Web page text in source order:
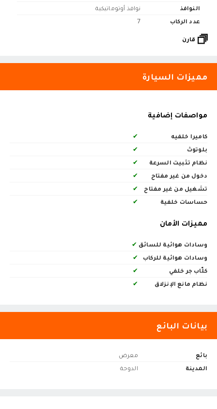
النوافذ
نوافذ أوتوماتيكية
عدد الركاب
7
قارن
مميزات السيارة
مواصفات إضافية
كاميرا خلفيه
✔
بلوتوث
✔
نظام تثبيت السرعة
✔
دخول من غير مفتاح
✔
تشغيل من غير مفتاح
✔
حساسات خلفية
✔
مميزات الأمان
وسادات هوائية للسائق ✔
وسادات هوائية للركاب
✔
كلّاب جر خلفي
✔
نظام مانع الإنزلاق
✔
بيانات البائع
بائع
معرض
المدينة
الدوحة